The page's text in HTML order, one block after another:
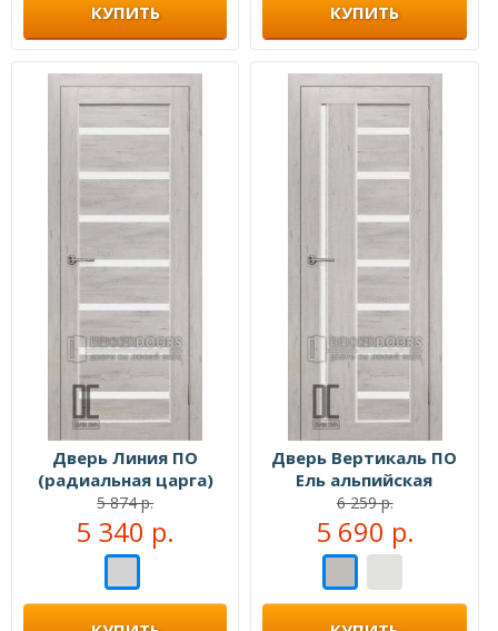
КУПИТЬ КУПИТЬ
Дверь Линия ПО
(радиальная царга)
Ель альпийская
5 874 р.
5 340 р.
Дверь Вертикаль ПО
Ель альпийская
6 259 р.
5 690 р.